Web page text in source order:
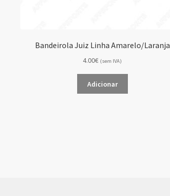
Bandeirola Juiz Linha Amarelo/Laranja
4.00€ (sem IVA)
Adicionar